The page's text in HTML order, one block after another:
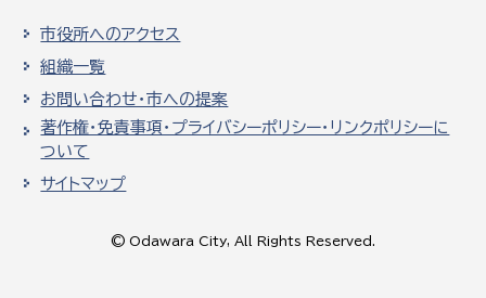
市役所へのアクセス
組織一覧
お問い合わせ・市への提案
著作権・免責事項・プライバシーポリシー・リンクポリシーに
ついて
サイトマップ
© Odawara City, All Rights Reserved.